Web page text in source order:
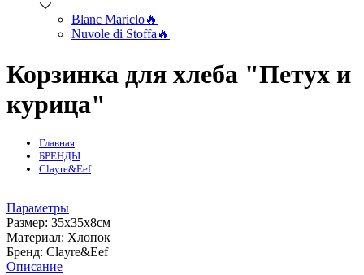
Blanc Mariclo🔥
Nuvole di Stoffa🔥
Корзинка для хлеба "Петух и
курица"
Главная
БРЕНДЫ
Clayre&Eef
Параметры
Размер: 35х35х8см
Mатериал: Хлопок
Бренд: Clayre&Eef
Описание